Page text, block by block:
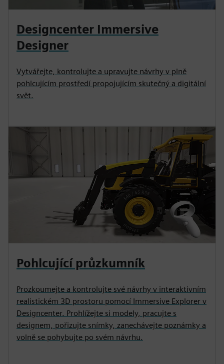
Designcenter Immersive
Designer
Vytvářejte, kontrolujte a upravujte návrhy v plně
pohlcujícím prostředí propojujícím skutečný a digitální
svět.
Pohlcující průzkumník
Prozkoumejte a kontrolujte své návrhy v interaktivním
realistickém 3D prostoru pomocí Immersive Explorer v
Designcenter. Prohlížejte si modely, pracujte s
designem, pořizujte snímky, zanechávejte poznámky a
volně se pohybujte po svém návrhu.